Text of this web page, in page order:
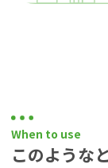
When to use
このような